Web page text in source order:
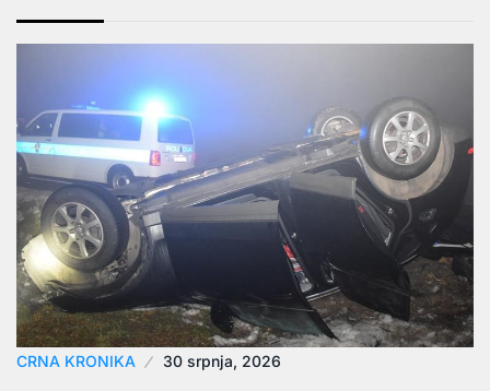
CRNA KRONIKA 30 srpnja, 2026